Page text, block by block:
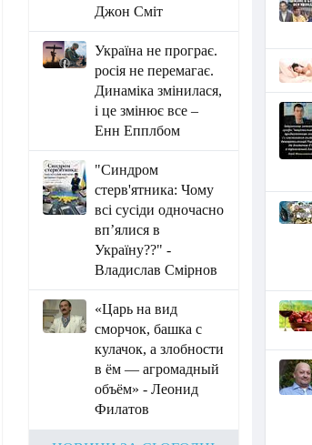
Джон Сміт
Україна не програє.
росія не перемагає.
Динаміка змінилася,
і це змінює все –
Енн Епплбом
"Синдром
стерв'ятника: Чому
всі сусіди одночасно
вп’ялися в
Україну??" -
Владислав Смірнов
«Царь на вид
сморчок, башка с
кулачок, а злобности
в ём — агромадный
объём» - Леонид
Филатов